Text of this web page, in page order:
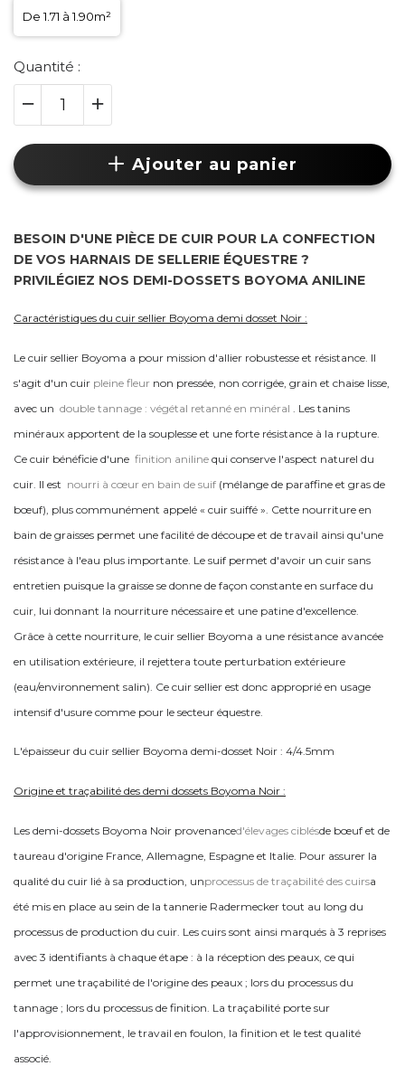
De 1.71 à 1.90m²
Quantité :
Ajouter au panier
BESOIN D'UNE PIÈCE DE CUIR POUR LA CONFECTION
DE VOS HARNAIS DE SELLERIE ÉQUESTRE ?
PRIVILÉGIEZ NOS DEMI-DOSSETS BOYOMA ANILINE
Caractéristiques du cuir sellier Boyoma demi dosset Noir :
Le cuir sellier Boyoma a pour mission d'allier robustesse et résistance. Il
s'agit d'un cuir pleine fleur non pressée, non corrigée, grain et chaise lisse,
avec un double tannage : végétal retanné en minéral . Les tanins
minéraux apportent de la souplesse et une forte résistance à la rupture.
Ce cuir bénéficie d'une finition aniline qui conserve l'aspect naturel du
cuir. Il est nourri à cœur en bain de suif (mélange de paraffine et gras de
bœuf), plus communément appelé « cuir suiffé ». Cette nourriture en
bain de graisses permet une facilité de découpe et de travail ainsi qu'une
résistance à l'eau plus importante. Le suif permet d'avoir un cuir sans
entretien puisque la graisse se donne de façon constante en surface du
cuir, lui donnant la nourriture nécessaire et une patine d'excellence.
Grâce à cette nourriture, le cuir sellier Boyoma a une résistance avancée
en utilisation extérieure, il rejettera toute perturbation extérieure
(eau/environnement salin). Ce cuir sellier est donc approprié en usage
intensif d'usure comme pour le secteur équestre.
L'épaisseur du cuir sellier Boyoma demi-dosset Noir : 4/4.5mm
Origine et traçabilité des demi dossets Boyoma Noir :
Les demi-dossets Boyoma Noir provenanced'élevages ciblésde bœuf et de
taureau d'origine France, Allemagne, Espagne et Italie. Pour assurer la
qualité du cuir lié à sa production, unprocessus de traçabilité des cuirsa
été mis en place au sein de la tannerie Radermecker tout au long du
processus de production du cuir. Les cuirs sont ainsi marqués à 3 reprises
avec 3 identifiants à chaque étape : à la réception des peaux, ce qui
permet une traçabilité de l'origine des peaux ; lors du processus du
tannage ; lors du processus de finition. La traçabilité porte sur
l'approvisionnement, le travail en foulon, la finition et le test qualité
associé.